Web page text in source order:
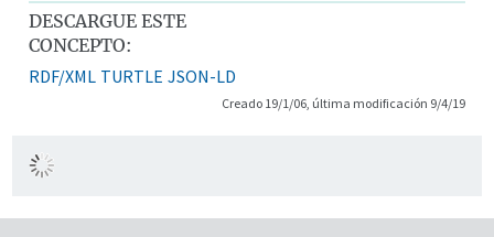
DESCARGUE ESTE
CONCEPTO:
RDF/XML TURTLE JSON-LD
Creado 19/1/06, última modificación 9/4/19